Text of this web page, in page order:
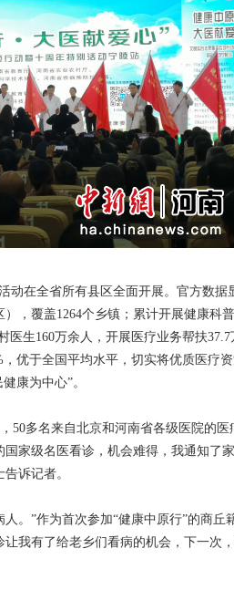
在全省所有县区全面开展。官方数据
，覆盖1264个乡镇；累计开展健康科
医生160万余人，开展医疗业务帮扶
优于全国平均水平，切实将优质医疗
康为中心”。
多名来自北京和河南省各级医院的医
家级名医看诊，机会难得，我通知了
诉记者。
”作为首次参加“健康中原行”的商丘
我有了给老乡们看病的机会，下一次